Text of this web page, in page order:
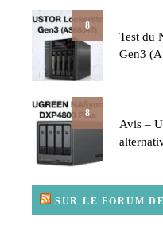
8
Test du
Gen3
8
Avis –
SUR LE FORUM